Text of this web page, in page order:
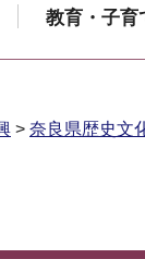
教育・子育
> 奈良県歴史文